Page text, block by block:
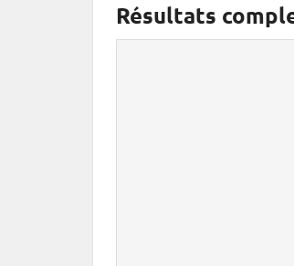
Résultats